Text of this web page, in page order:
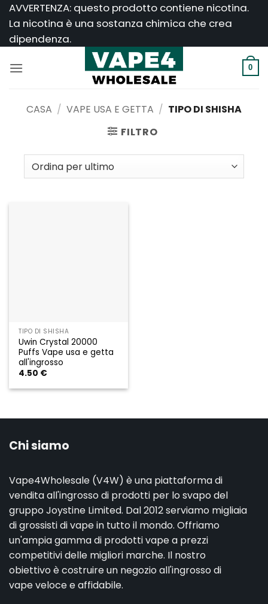
Salta
contenuti
AVVERTENZA: questo prodotto contiene nicotina.
La nicotina è una sostanza chimica che crea
dipendenza.
0
CASA / VAPE USA E GETTA / TIPO DI SHISHA
FILTRO
TIPO DI SHISHA
Uwin Crystal 20000
Puffs Vape usa e getta
all'ingrosso
4.50 €
Chi siamo
Vape4Wholesale (V4W) è una piattaforma di
vendita all'ingrosso di prodotti per lo svapo del
gruppo Joystine Limited. Dal 2012 serviamo migliaia
di grossisti di vape in tutto il mondo. Offriamo
un'ampia gamma di prodotti vape a prezzi
competitivi delle migliori marche. Il nostro
obiettivo è costruire un negozio all'ingrosso di
vape veloce e affidabile.